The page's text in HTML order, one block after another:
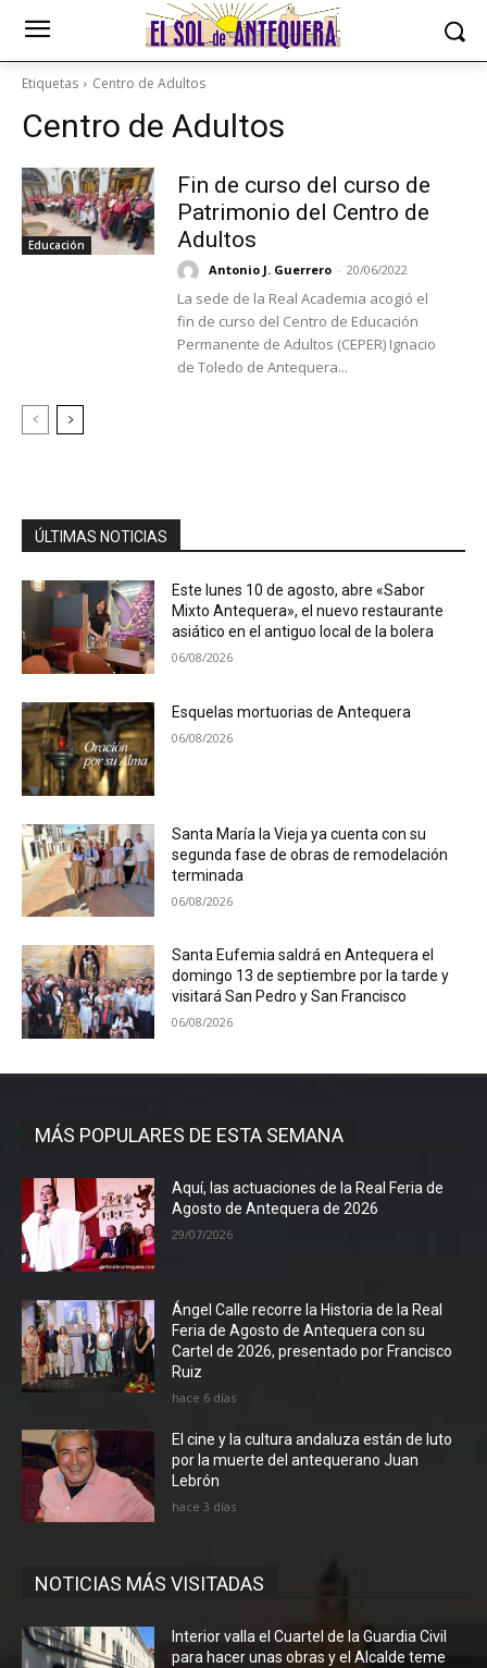
Etiquetas Centro de Adultos
Centro de Adultos
Educación
Fin de curso del curso de
Patrimonio del Centro de
Adultos
Antonio J. Guerrero - 20/06/2022
La sede de la Real Academia acogió el
fin de curso del Centro de Educación
Permanente de Adultos (CEPER) Ignacio
de Toledo de Antequera...
ÚLTIMAS NOTICIAS
Este lunes 10 de agosto, abre «Sabor
Mixto Antequera», el nuevo restaurante
asiático en el antiguo local de la bolera
06/08/2026
Esquelas mortuorias de Antequera
06/08/2026
Santa María la Vieja ya cuenta con su
segunda fase de obras de remodelación
terminada
06/08/2026
Santa Eufemia saldrá en Antequera el
domingo 13 de septiembre por la tarde y
visitará San Pedro y San Francisco
06/08/2026
MÁS POPULARES DE ESTA SEMANA
Aquí, las actuaciones de la Real Feria de
Agosto de Antequera de 2026
29/07/2026
Ángel Calle recorre la Historia de la Real
Feria de Agosto de Antequera con su
Cartel de 2026, presentado por Francisco
Ruiz
hace 6 días
El cine y la cultura andaluza están de luto
por la muerte del antequerano Juan
Lebrón
hace 3 días
NOTICIAS MÁS VISITADAS
Interior valla el Cuartel de la Guardia Civil
para hacer unas obras y el Alcalde teme